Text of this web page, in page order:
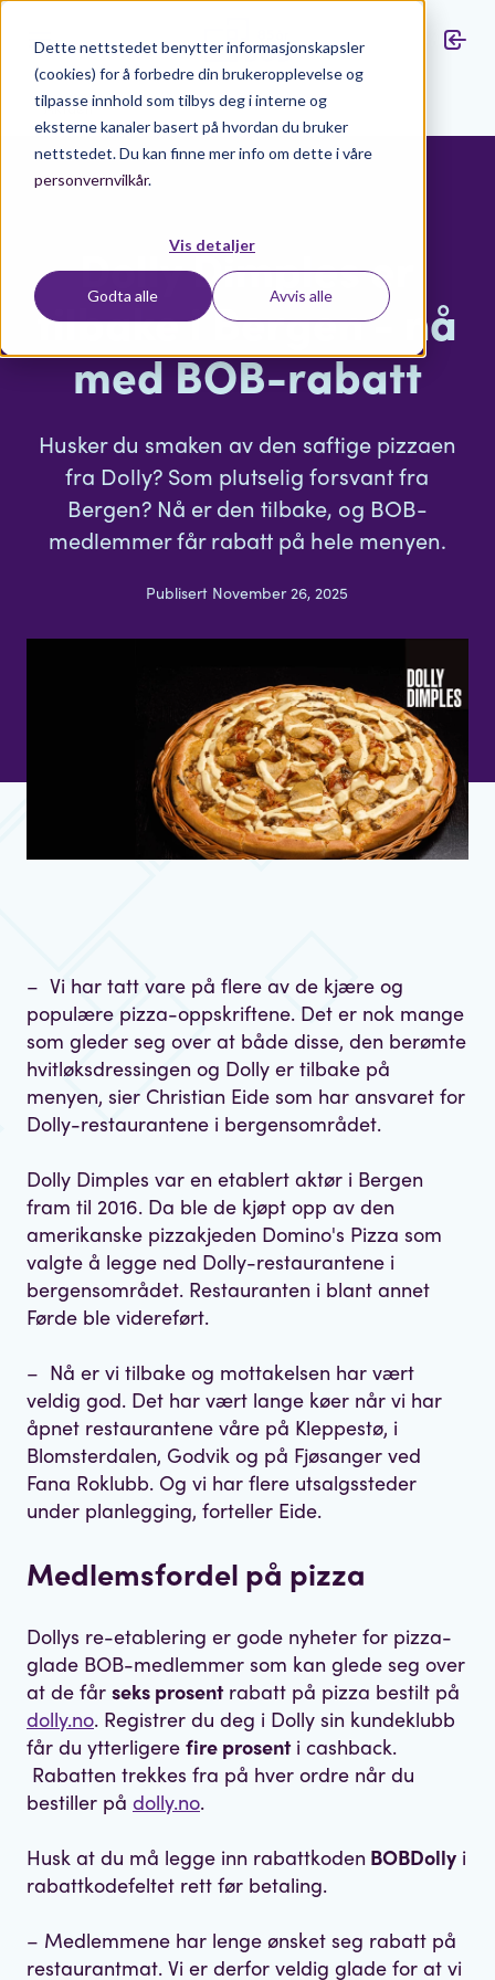
Dette nettstedet benytter informasjonskapsler
(cookies) for å forbedre din brukeropplevelse og
tilpasse innhold som tilbys deg i interne og
eksterne kanaler basert på hvordan du bruker
nettstedet. Du kan finne mer info om dette i våre
personvernvilkår.
Vis detaljer
Godta alle Avvis alle
Aktuelt
Dolly Dimples er
tilbake i Bergen - nå
med BOB-rabatt
Husker du smaken av den saftige pizzaen
fra Dolly? Som plutselig forsvant fra
Bergen? Nå er den tilbake, og BOB-
medlemmer får rabatt på hele menyen.
Publisert November 26, 2025
– Vi har tatt vare på flere av de kjære og
populære pizza-oppskriftene. Det er nok mange
som gleder seg over at både disse, den berømte
hvitløksdressingen og Dolly er tilbake på
menyen, sier Christian Eide som har ansvaret for
Dolly-restaurantene i bergensområdet.
Dolly Dimples var en etablert aktør i Bergen
fram til 2016. Da ble de kjøpt opp av den
amerikanske pizzakjeden Domino's Pizza som
valgte å legge ned Dolly-restaurantene i
bergensområdet. Restauranten i blant annet
Førde ble videreført.
– Nå er vi tilbake og mottakelsen har vært
veldig god. Det har vært lange køer når vi har
åpnet restaurantene våre på Kleppestø, i
Blomsterdalen, Godvik og på Fjøsanger ved
Fana Roklubb. Og vi har flere utsalgssteder
under planlegging, forteller Eide.
Medlemsfordel på pizza
Dollys re-etablering er gode nyheter for pizza-
glade BOB-medlemmer som kan glede seg over
at de får seks prosentrabatt på pizza bestilt på
dolly.no. Registrer du deg i Dolly sin kundeklubb
får du ytterligere fire prosenti cashback.
Rabatten trekkes fra på hver ordre når du
bestiller på dolly.no.
Husk at du må legge inn rabattkoden BOBDolly i
rabattkodefeltet rett før betaling.
– Medlemmene har lenge ønsket seg rabatt på
restaurantmat. Vi er derfor veldig glade for at vi